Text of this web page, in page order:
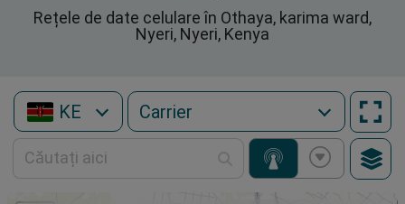
Rețele de date celulare în Othaya, karima ward,
Nyeri, Nyeri, Kenya
KE